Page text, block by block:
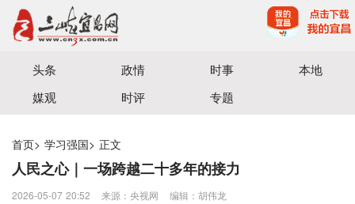
宜昌三峡融媒体中心主办
头条 政情 时事
本地
媒观
时评 专题
首页> 学习强国> 正文
人民之心｜一场跨越二十多年的接力
2026-05-07 20:52 来源：央视网 编辑：胡伟龙